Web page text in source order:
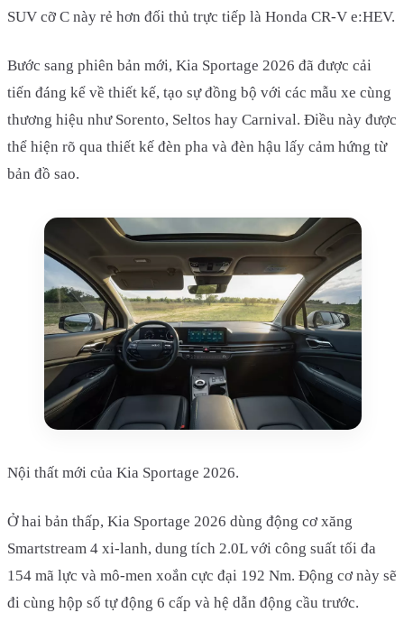
SUV cỡ C này rẻ hơn đối thủ trực tiếp là Honda CR-V e:HEV.
Bước sang phiên bản mới, Kia Sportage 2026 đã được cải
tiến đáng kể về thiết kế, tạo sự đồng bộ với các mẫu xe cùng
thương hiệu như Sorento, Seltos hay Carnival. Điều này được
thể hiện rõ qua thiết kế đèn pha và đèn hậu lấy cảm hứng từ
bản đồ sao.
Nội thất mới của Kia Sportage 2026.
Ở hai bản thấp, Kia Sportage 2026 dùng động cơ xăng
Smartstream 4 xi-lanh, dung tích 2.0L với công suất tối đa
154 mã lực và mô-men xoắn cực đại 192 Nm. Động cơ này sẽ
đi cùng hộp số tự động 6 cấp và hệ dẫn động cầu trước.